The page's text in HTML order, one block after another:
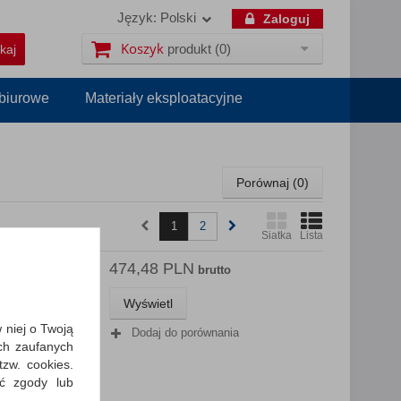
Zaloguj
Język: Polski
Koszyk produkt (0)
Materiały eksploatacyjne
Porównaj (0)
Siatka Lista
1 2
statyw ...
474,48 PLN brutto
Wyświetl
Dodaj do porównania
niej o Twoją
zaufanych
cookies.
zgody lub